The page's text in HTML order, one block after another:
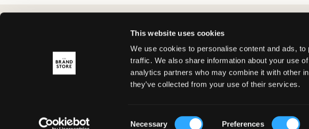
This website uses cookies
We use cookies to personalise content and ads,
traffic. We also share information about your use
analytics partners who may combine it with other
they’ve collected from your use of their services.
Necessary Preferences ©